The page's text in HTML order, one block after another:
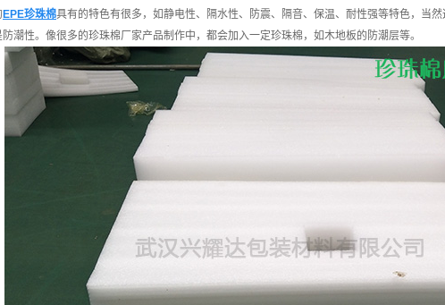
EPE珍珠棉具有的特色有很多，如静电性、隔水性、防震、隔音、保温、耐性强等特色，当然
潮性。像很多的珍珠棉厂家产品制作中，都会加入一定珍珠棉，如木地板的防潮层等。